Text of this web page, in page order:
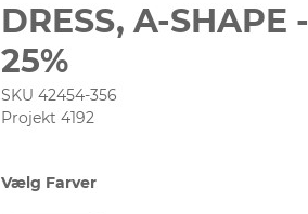
DRESS, A-SHAPE -
25%
SKU 42454-356
Projekt 4192
Vælg Farver